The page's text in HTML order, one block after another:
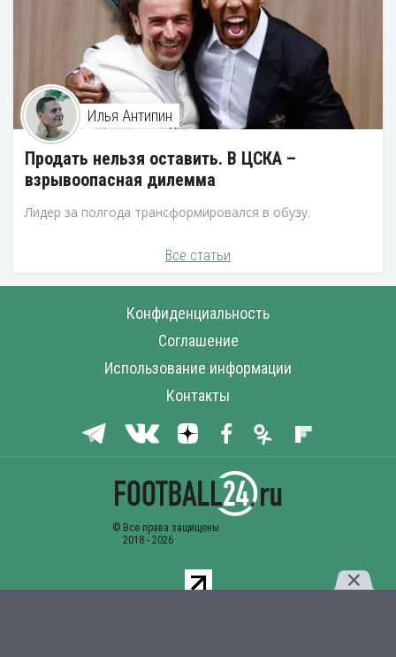
Илья Антипин
Продать нельзя оставить. В ЦСКА –
взрывоопасная дилемма
Лидер за полгода трансформировался в обузу.
Все статьи
Конфиденциальность
Соглашение
Использование информации
Контакты